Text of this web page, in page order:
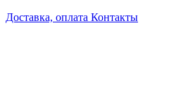
Доставка, оплата Контакты